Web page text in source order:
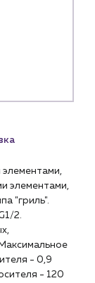
элементами,
"гриль".
2.
- 0,9
- 120